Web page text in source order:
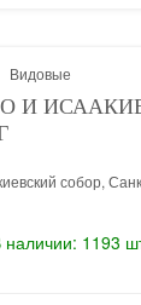
Видовые
И
наличии: 1193